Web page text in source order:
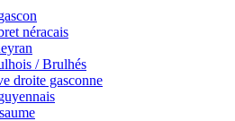
néracais
/ Brulhés
droite gasconne